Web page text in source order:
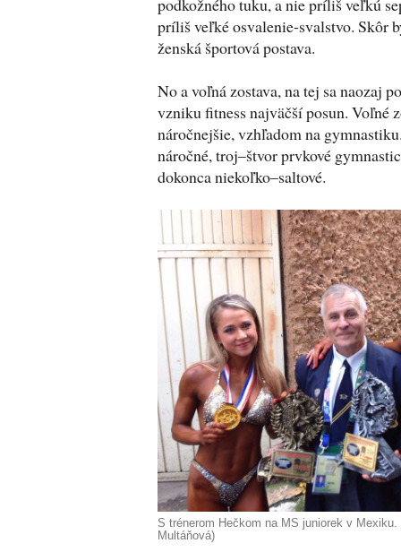
podkožného tuku, a nie príliš veľkú
príliš veľké osvalenie-svalstvo. Skôr
ženská športová postava.
No a voľná zostava, na tej sa naozaj
vzniku fitness najväčší posun. Voľné
náročnejšie, vzhľadom na
náročné, troj–štvor prvkové
dokonca niekoľko–saltové.
S trénerom Hečkom na MS juniorek v
Multáňová)